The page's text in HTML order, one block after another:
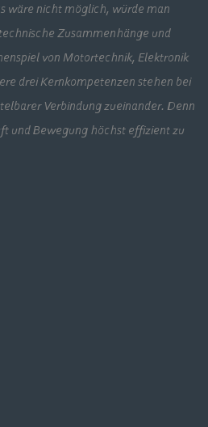
wäre nicht möglich, würde man
Zusammenhänge und
von Motortechnik, Elektronik
drei Kernkompetenzen stehen bei
Verbindung zueinander. Denn
und Bewegung höchst effizient zu